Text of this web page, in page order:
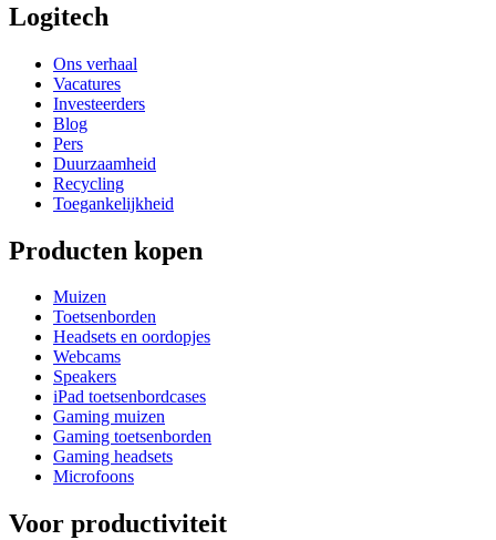
Logitech
Ons verhaal
Vacatures
Investeerders
Blog
Pers
Duurzaamheid
Recycling
Toegankelijkheid
Producten kopen
Muizen
Toetsenborden
Headsets en oordopjes
Webcams
Speakers
iPad toetsenbordcases
Gaming muizen
Gaming toetsenborden
Gaming headsets
Microfoons
Voor productiviteit